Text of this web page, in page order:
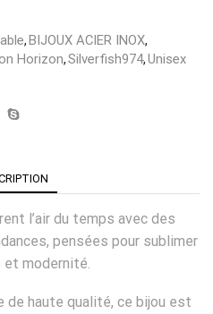
,BIJOUX ACIER INOX,
Horizon,Silverfish974,Unisex
l’air du temps avec des
pensées pour sublimer
modernité.
de haute qualité, ce bijou est